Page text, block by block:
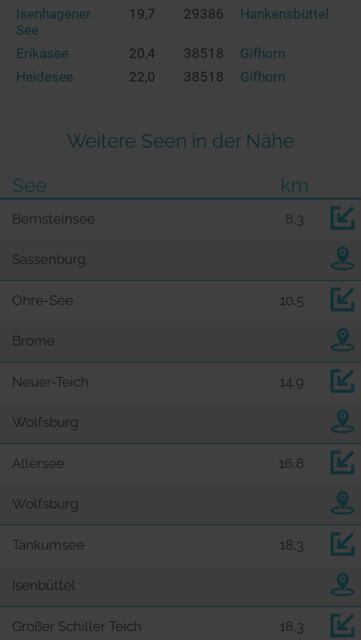
Isenhagener
See
19,7 29386 Hankensbüttel
Erikasee 20,4 38518
Gifhorn
Heidesee
22,0 38518 Gifhorn
Weitere Seen in der Nähe
See
km
Bernsteinsee 8,3
Sassenburg
Ohre-See 10,5
Brome
Neuer-Teich 14,9
Wolfsburg
Allersee 16,8
Wolfsburg
Tankumsee 18,3
Isenbüttel
Großer Schiller Teich 18,3